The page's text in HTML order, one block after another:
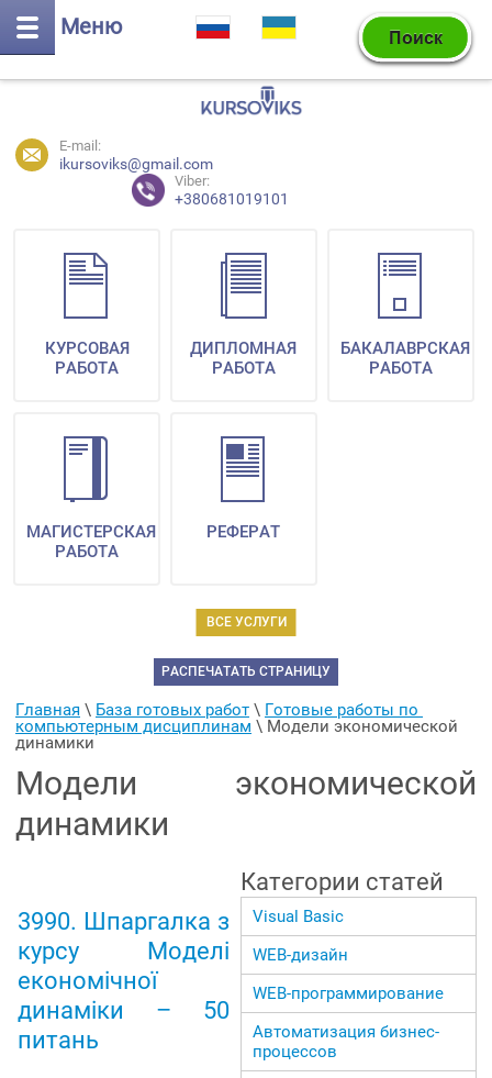
Меню
E-mail:
ikursoviks@gmail.com
Viber:
+380681019101
ВСЕ УСЛУГИ
КУРСОВАЯ
РАБОТА
ДИПЛОМНАЯ
РАБОТА
БАКАЛАВРСКАЯ
РАБОТА
МАГИСТЕРСКАЯ
РАБОТА
РЕФЕРАТ
РАСПЕЧАТАТЬ СТРАНИЦУ
Главная \ База готовых работ \ Готовые работы по
компьютерным дисциплинам \ Модели экономической
динамики
Модели экономической
динамики
3990. Шпаргалка з
курсу Моделі
економічної
динаміки – 50
питань
Категории статей
Visual Basic
WEB-дизайн
WEB-программирование
Автоматизация бизнес-
процессов